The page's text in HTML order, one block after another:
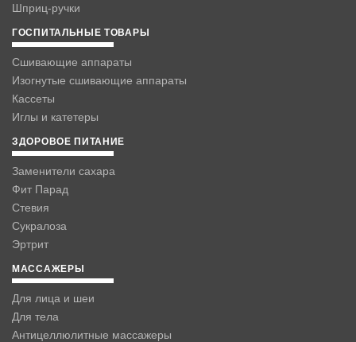
Шприц-ручки
ГОСПИТАЛЬНЫЕ ТОВАРЫ
Сшивающие аппараты
Изогнутые сшивающие аппараты
Кассеты
Иглы и катетеры
ЗДОРОВОЕ ПИТАНИЕ
Заменители сахара
Фит Парад
Стевия
Сукралоза
Эртрит
МАССАЖЕРЫ
Для лица и шеи
Для тела
Антицеллюлитные массажеры